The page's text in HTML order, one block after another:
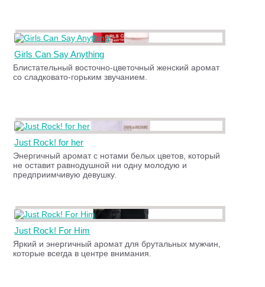
Girls Can Say Anything
Блистательный восточно-цветочный женский аромат
со сладковато-горьким звучанием.
Just Rock! for her
Энергичный аромат с нотами белых цветов, который
не оставит равнодушной ни одну молодую и
предприимчивую девушку.
Just Rock! For Him
Яркий и энергичный аромат для брутальных мужчин,
которые всегда в центре внимания.